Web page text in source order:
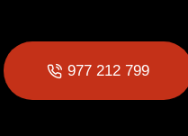
977 212 799